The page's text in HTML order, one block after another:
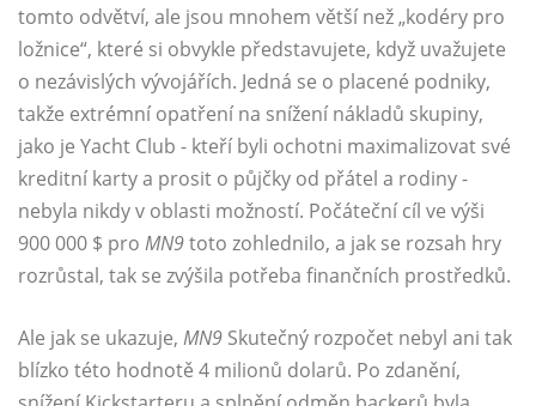
tomto odvětví, ale jsou mnohem větší než „kodéry pro
ložnice“, které si obvykle představujete, když uvažujete
o nezávislých vývojářích. Jedná se o placené podniky,
takže extrémní opatření na snížení nákladů skupiny,
jako je Yacht Club - kteří byli ochotni maximalizovat své
kreditní karty a prosit o půjčky od přátel a rodiny -
nebyla nikdy v oblasti možností. Počáteční cíl ve výši
900 000 $ pro MN9toto zohlednilo, a jak se rozsah hry
rozrůstal, tak se zvýšila potřeba finančních prostředků.
Ale jak se ukazuje, MN9 Skutečný rozpočet nebyl ani tak
blízko této hodnotě 4 milionů dolarů. Po zdanění,